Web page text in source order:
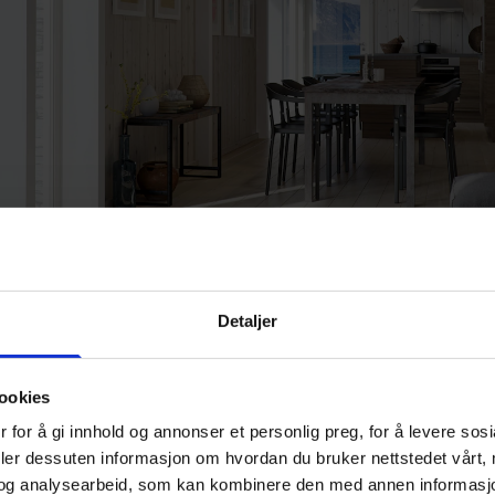
Detaljer
for å gi innhold og annonser et personlig preg, for å levere
dessuten informasjon om hvordan du bruker nettstedet vårt,
analysearbeid, som kan kombinere den med annen